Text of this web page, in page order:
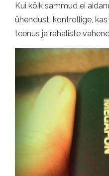
Kui kõik sammud ei
ühendust, kontrollige,
teenus ja rahaliste